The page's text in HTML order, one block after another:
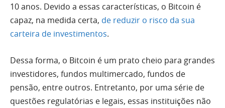
10 anos. Devido a essas características, o Bitcoin é
capaz, na medida certa, de reduzir o risco da sua
carteira de investimentos.
Dessa forma, o Bitcoin é um prato cheio para grandes
investidores, fundos multimercado, fundos de
pensão, entre outros. Entretanto, por uma série de
questões regulatórias e legais, essas instituições não